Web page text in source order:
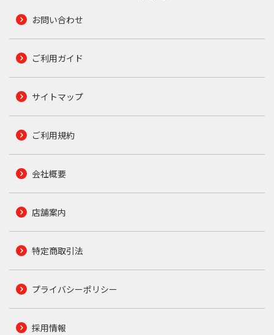
お問い合わせ
ご利用ガイド
サイトマップ
ご利用規約
会社概要
店舗案内
特定商取引法
プライバシーポリシー
採用情報